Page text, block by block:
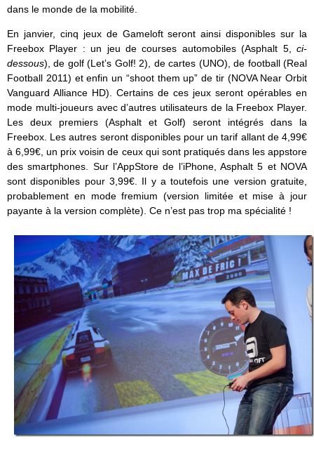
dans le monde de la mobilité.
En janvier, cinq jeux de Gameloft seront ainsi disponibles sur la
Freebox Player : un jeu de courses automobiles (Asphalt 5, ci-
dessous), de golf (Let’s Golf! 2), de cartes (UNO), de football (Real
Football 2011) et enfin un “shoot them up” de tir (NOVA Near Orbit
Vanguard Alliance HD). Certains de ces jeux seront opérables en
mode multi-joueurs avec d’autres utilisateurs de la Freebox Player.
Les deux premiers (Asphalt et Golf) seront intégrés dans la
Freebox. Les autres seront disponibles pour un tarif allant de 4,99€
à 6,99€, un prix voisin de ceux qui sont pratiqués dans les appstore
des smartphones. Sur l’AppStore de l’iPhone, Asphalt 5 et NOVA
sont disponibles pour 3,99€. Il y a toutefois une version gratuite,
probablement en mode fremium (version limitée et mise à jour
payante à la version complète). Ce n’est pas trop ma spécialité !